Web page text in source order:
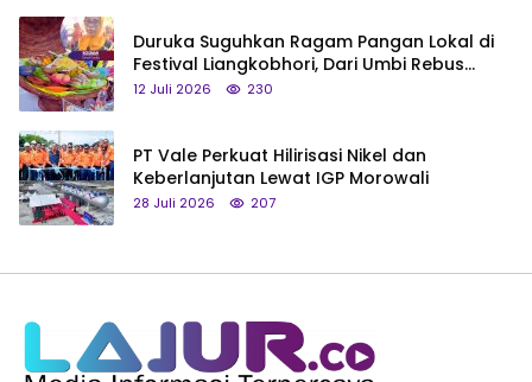
Duruka Suguhkan Ragam Pangan Lokal di
Festival Liangkobhori, Dari Umbi Rebus
hingga Tumpeng Beras Muna
12 Juli 2026 230
PT Vale Perkuat Hilirisasi Nikel dan
Keberlanjutan Lewat IGP Morowali
28 Juli 2026 207